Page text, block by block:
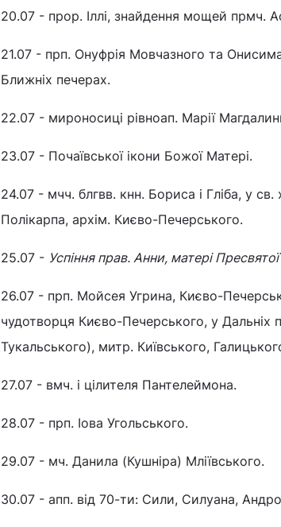
20.07 - прор. Іллі, знайдення мощей прмч.
21.07 - прп. Онуфрія Мовчазного та
Ближніх печерах.
22.07 - мироносиці рівноап. Марії
23.07 - Почаївської ікони Божої Матері.
24.07 - мчч. блгвв. кнн. Бориса і Гліба, у
Полікарпа, архім. Києво-Печерського.
25.07 - Успіння прав. Анни, матері
26.07 - прп. Мойсея Угрина, Києво-
чудотворця Києво-Печерського, у
Тукальського), митр. Київського, Галицького
27.07 - вмч. і цілителя Пантелеймона.
28.07 - прп. Іова Угольського.
29.07 - мч. Данила (Кушніра) Мліївського.
30.07 - апп. від 70-ти: Сили, Силуана,